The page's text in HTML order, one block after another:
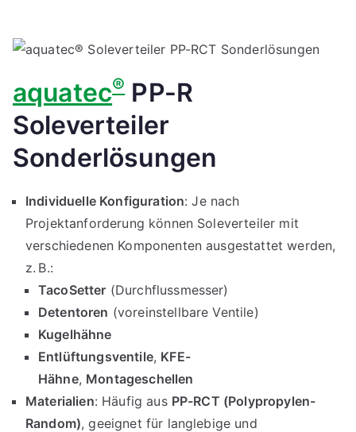
aquatec®PP-R
Soleverteiler
Sonderlösungen
Individuelle Konfiguration: Je nach
Projektanforderung können Soleverteiler mit
verschiedenen Komponenten ausgestattet werden,
z. B.:
TacoSetter (Durchflussmesser)
Detentoren (voreinstellbare Ventile)
Kugelhähne
Entlüftungsventile, KFE-
Hähne, Montageschellen
Materialien: Häufig aus PP-RCT (Polypropylen-
Random), geeignet für langlebige und